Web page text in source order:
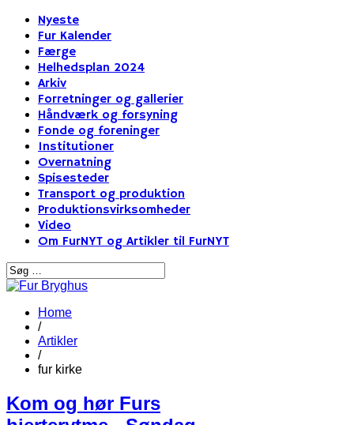
Nyeste
Fur Kalender
Færge
Helhedsplan 2024
Arkiv
Forretninger og gallerier
Håndværk og forsyning
Fonde og foreninger
Institutioner
Overnatning
Spisesteder
Transport og produktion
Produktionsvirksomheder
Video
Om FurNYT og Artikler til FurNYT
Home
/
Artikler
/
fur kirke
Kom og hør Furs